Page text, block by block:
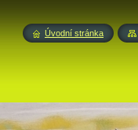
Úvodní stránka